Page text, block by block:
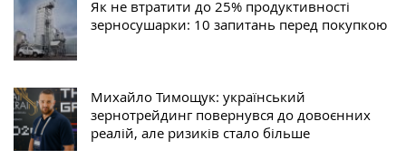
Як не втратити до 25% продуктивності
зерносушарки: 10 запитань перед покупкою
Михайло Тимощук: український
зернотрейдинг повернувся до довоєнних
реалій, але ризиків стало більше